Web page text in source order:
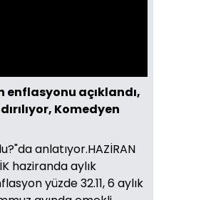
enflasyonu açıklandı,
Komedyen
anlatıyor.HAZİRAN
haziranda aylık
yüzde 32.11, 6 aylık